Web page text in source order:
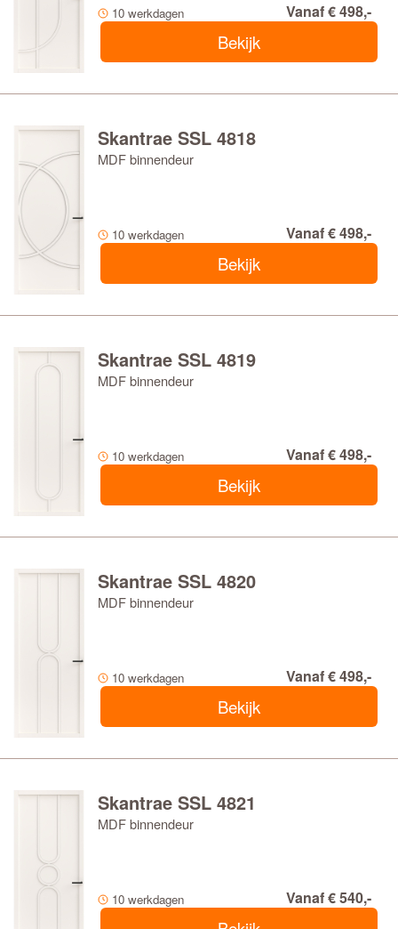
10 werkdagen Vanaf € 498,-
Bekijk
Skantrae SSL 4818
MDF binnendeur
10 werkdagen Vanaf € 498,-
Bekijk
Skantrae SSL 4819
MDF binnendeur
10 werkdagen Vanaf € 498,-
Bekijk
Skantrae SSL 4820
MDF binnendeur
10 werkdagen Vanaf € 498,-
Bekijk
Skantrae SSL 4821
MDF binnendeur
10 werkdagen Vanaf € 540,-